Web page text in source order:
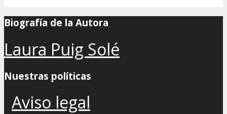
Biografía de la Autora
Laura Puig Solé
Nuestras políticas
Aviso legal